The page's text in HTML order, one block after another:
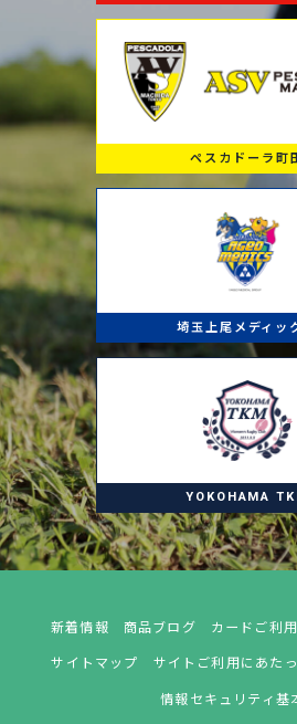
ペスカドーラ町
埼玉上尾メディッ
YOKOHAMA
新着情報 商品ブログ カードご利
サイトマップ
サイトご利用にあた
情報セキュリティ基